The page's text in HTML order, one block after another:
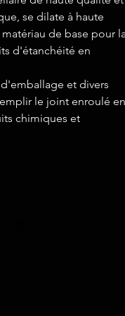
se dilate à haute
de base pour
d'étanchéité en
et divers
le joint enroulé en
chimiques et